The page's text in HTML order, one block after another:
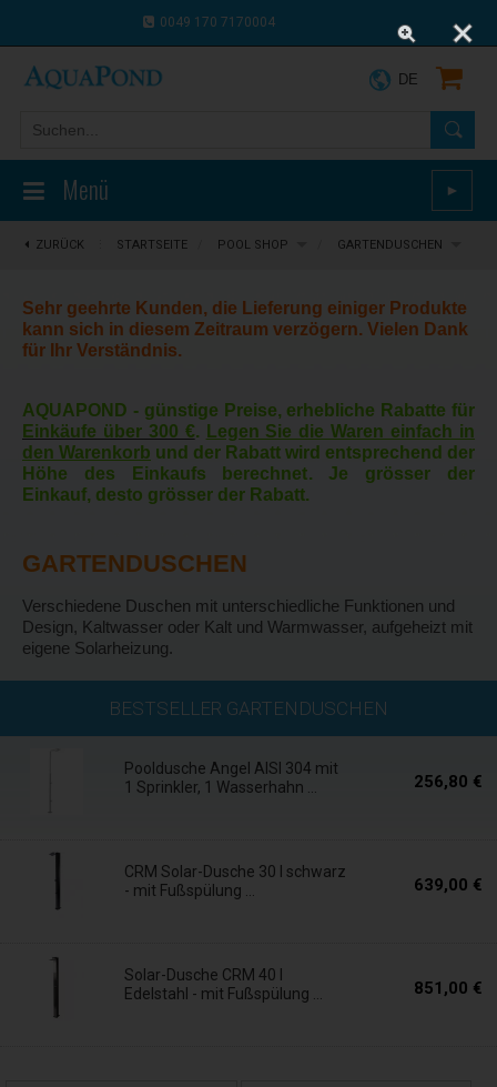
0049 170 7170004
Menü ►
DE
ZURÜCK STARTSEITE POOL SHOP GARTENDUSCHEN
Sehr geehrte Kunden, die Lieferung einiger Produkte
kann sich in diesem Zeitraum verzögern. Vielen Dank
für Ihr Verständnis.
AQUAPOND - günstige Preise, erhebliche Rabatte für
Einkäufe über 300 €. Legen Sie die Waren einfach in
den Warenkorb und der Rabatt wird entsprechend der
Höhe des Einkaufs berechnet. Je grösser der
Einkauf, desto grösser der Rabatt.
GARTENDUSCHEN
Verschiedene Duschen mit unterschiedliche Funktionen und
Design, Kaltwasser oder Kalt und Warmwasser, aufgeheizt mit
eigene Solarheizung.
BESTSELLER GARTENDUSCHEN
Pooldusche Angel AISI 304 mit
1 Sprinkler, 1 Wasserhahn ...
256,80 €
innerhalb von 24
Std.
CRM Solar-Dusche 30 l schwarz
- mit Fußspülung ...
639,00 €
Solar-Dusche CRM 40 l
Edelstahl - mit Fußspülung ...
851,00 €